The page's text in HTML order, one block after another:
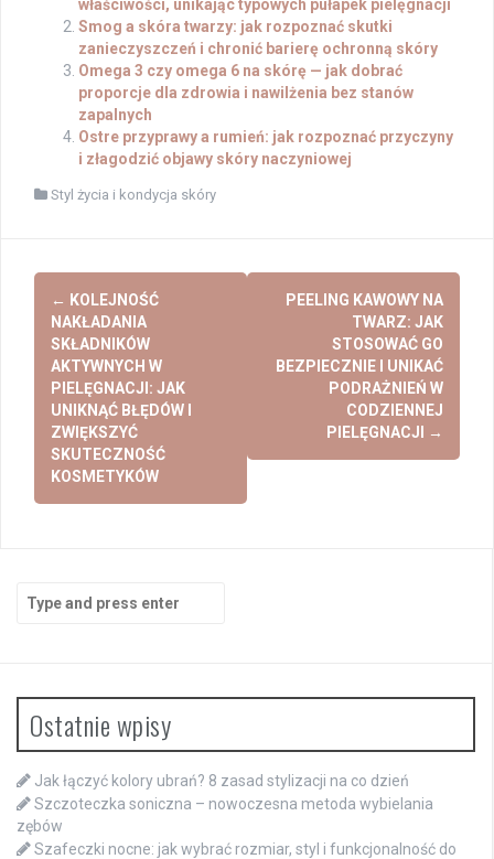
właściwości, unikając typowych pułapek pielęgnacji
Smog a skóra twarzy: jak rozpoznać skutki
zanieczyszczeń i chronić barierę ochronną skóry
Omega 3 czy omega 6 na skórę — jak dobrać
proporcje dla zdrowia i nawilżenia bez stanów
zapalnych
Ostre przyprawy a rumień: jak rozpoznać przyczyny
i złagodzić objawy skóry naczyniowej
Styl życia i kondycja skóry
Post
navigation
← KOLEJNOŚĆ
NAKŁADANIA
SKŁADNIKÓW
AKTYWNYCH W
PIELĘGNACJI: JAK
UNIKNĄĆ BŁĘDÓW I
ZWIĘKSZYĆ
SKUTECZNOŚĆ
KOSMETYKÓW
PEELING KAWOWY NA
TWARZ: JAK
STOSOWAĆ GO
BEZPIECZNIE I UNIKAĆ
PODRAŻNIEŃ W
CODZIENNEJ
PIELĘGNACJI
→
for:
Ostatnie wpisy
Jak łączyć kolory ubrań? 8 zasad stylizacji na co dzień
Szczoteczka soniczna – nowoczesna metoda wybielania
zębów
Szafeczki nocne: jak wybrać rozmiar, styl i funkcjonalność do